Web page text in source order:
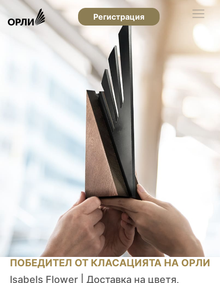
Регистрация
ПОБЕДИТЕЛ ОТ КЛАСАЦИЯТА НА ОРЛИ
Isabels Flower | Доставка на цветя,